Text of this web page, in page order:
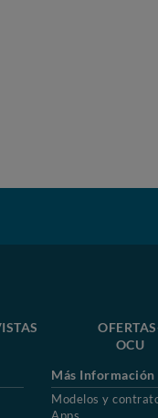
OCU
Más Información
Modelos y